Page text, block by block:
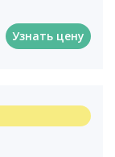
Узнать цену